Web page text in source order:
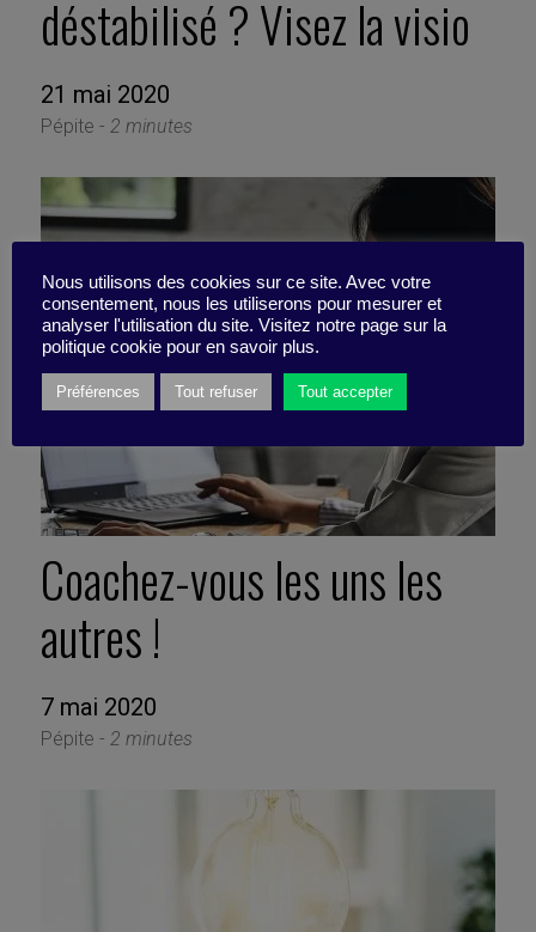
déstabilisé ? Visez la visio
21 mai 2020
Pépite - 2 minutes
Coachez-vous les uns les
autres !
7 mai 2020
Pépite - 2 minutes
Nous utilisons des cookies sur ce site. Avec votre
consentement, nous les utiliserons pour mesurer et
analyser l'utilisation du site. Visitez notre page sur la
politique cookie pour en savoir plus.
Préférences Tout refuser Tout accepter